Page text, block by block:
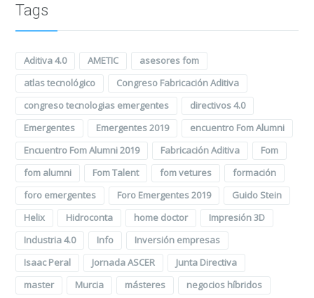
Tags
Aditiva 4.0 AMETIC
asesores fom
atlas tecnológico
Congreso Fabricación Aditiva
congreso tecnologias emergentes
directivos 4.0
Emergentes
Emergentes 2019
encuentro Fom Alumni
Encuentro Fom Alumni 2019
Fabricación Aditiva
Fom
fom alumni
Fom Talent fom vetures
formación
foro emergentes
Foro Emergentes 2019
Guido Stein
Helix
Hidroconta home doctor
Impresión 3D
Industria 4.0
Info
Inversión empresas
Isaac Peral
Jornada ASCER
Junta Directiva
master
Murcia másteres
negocios híbridos